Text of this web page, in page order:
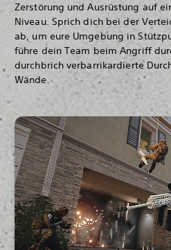
Zerstörung und Ausrüstung auf
Niveau. Sprich dich bei der
ab, um eure Umgebung in
führe dein Team beim Angriff
durchbrich verbarrikardierte
Wände.